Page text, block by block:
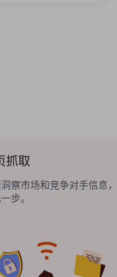
抓取
察市场和竞争对手信息，
步。